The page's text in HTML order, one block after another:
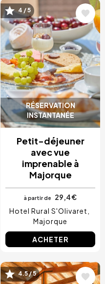
RÉSERVATION
INSTANTANÉE
Image
4 / 5
Petit-déjeuner
avec vue
imprenable à
Majorque
à partir de
29,4 €
Hotel Rural S'Olivaret
Majorque
ACHETER
Image
4.5 / 5